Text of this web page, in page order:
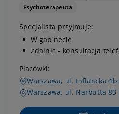
Psychoterapeuta
Specjalista przyjmuje:
W gabinecie
Zdalnie - konsultacja
Placówki:
Warszawa, ul. Inflancka 4b
Warszawa, ul. Narbutta 83